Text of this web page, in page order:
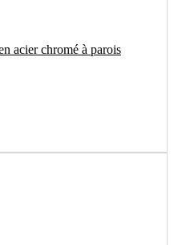
acier chromé à parois